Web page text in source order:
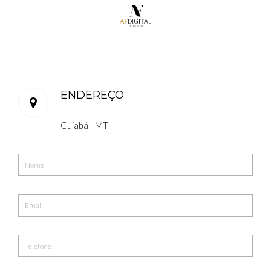
ENDEREÇO
Cuiabá - MT